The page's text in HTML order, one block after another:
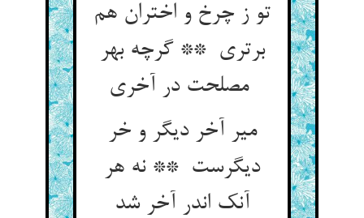
تو ز چرخ و اختران هم
برتری ** گرچه بهر
مصلحت در آخری
میر آخر دیگر و خر
دیگرست ** نه هر
آنک اندر آخر شد